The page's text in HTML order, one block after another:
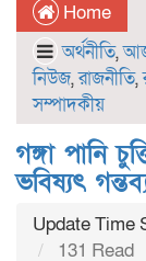
Home
অর্থনীতি,
নিউজ,রাজনীতি,
সম্পাদকীয়
গঙ্গা পানি
ভবিষ্যৎ
Update Time
131 Read